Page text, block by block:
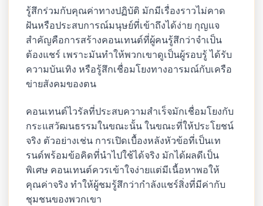
รู้สึกร่วมกับคุณค่าทางปฏิบัติ มักมีเรื่องราวไม่คาด
ฝันหรือประสบการณ์มนุษย์ที่เข้าถึงได้ง่าย กุญแจ
สำคัญคือการสร้างคอนเทนต์ที่ผู้คนรู้สึกว่าจำเป็น
ต้องแชร์ เพราะมันทำให้พวกเขาดูเป็นผู้รอบรู้ ได้รับ
ความบันเทิง หรือรู้สึกเชื่อมโยงทางอารมณ์กับเครือ
ข่ายสังคมของตน
คอนเทนต์ไวรัลที่ประสบความสำเร็จมักเชื่อมโยงกับ
กระแสวัฒนธรรมในขณะนั้น ในขณะที่ให้ประโยชน์
จริง ตัวอย่างเช่น การเปิดเบื้องหลังหัวข้อที่เป็นเท
รนด์พร้อมข้อคิดที่นำไปใช้ได้จริง มักได้ผลดีเป็น
พิเศษ คอนเทนต์ควรเข้าใจง่ายแต่มีเนื้อหาพอให้
คุณค่าจริง ทำให้ผู้ชมรู้สึกว่ากำลังแชร์สิ่งที่มีค่ากับ
ชุมชนของพวกเขา